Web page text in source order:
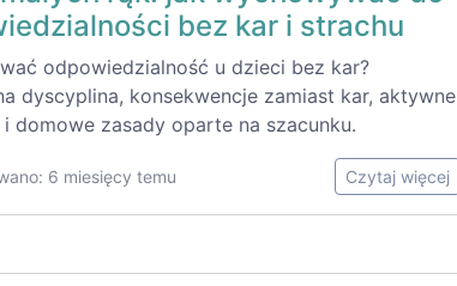
bez kar i strachu
odpowiedzialność u dzieci bez kar?
dyscyplina, konsekwencje zamiast kar, aktywne
i domowe zasady oparte na szacunku.
6 miesięcy temu Czytaj więcej